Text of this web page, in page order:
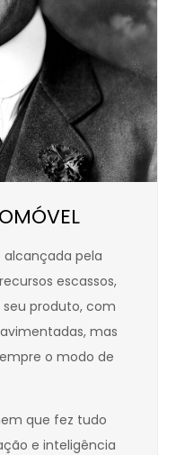
alcançada pela
escassos,
produto, com
mas
o modo de
que fez tudo
e inteligência